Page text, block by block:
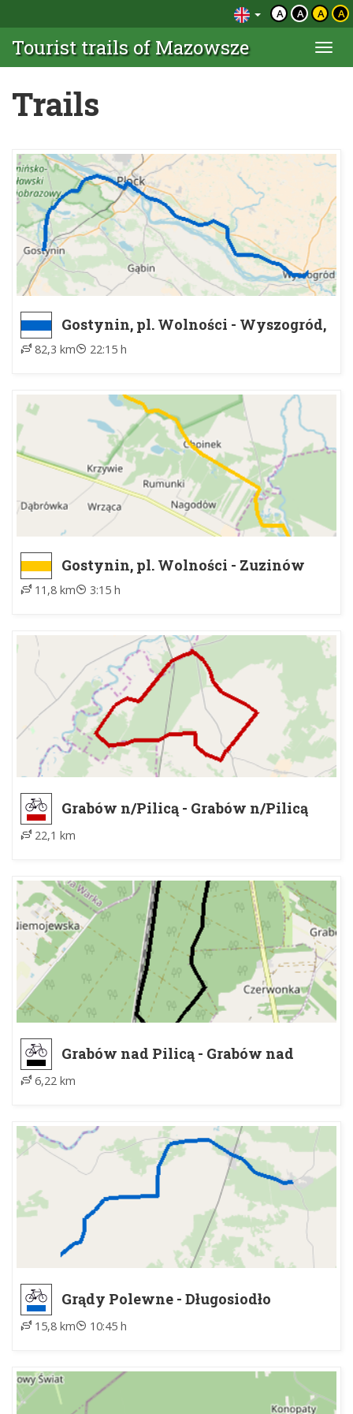
A A A A
Tourist trails of Mazowsze
Trails
Gostynin, pl. Wolności - Wyszogród,
82,3 km 22:15 h
Gostynin, pl. Wolności - Zuzinów
11,8 km 3:15 h
Grabów n/Pilicą - Grabów n/Pilicą
22,1 km
Grabów nad Pilicą - Grabów nad
6,22 km
Grądy Polewne - Długosiodło
15,8 km 10:45 h